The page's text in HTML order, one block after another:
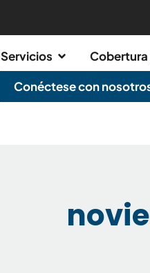
Servicios
Conéctese con